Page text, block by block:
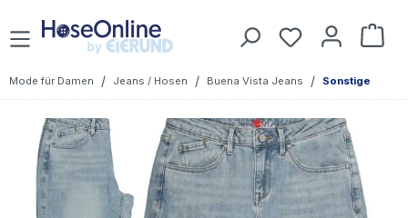
Zum Hauptinhalt springen Du hast 0
Mode für Damen / Jeans / Hosen / Buena Vista Jeans / Sonstige
Bildergalerie überspringen